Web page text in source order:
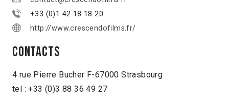
+33 (0)1 42 18 18 20
http://www.crescendofilms.fr/
Contacts
4 rue Pierre Bucher F-67000 Strasbourg
tel : +33 (0)3 88 36 49 27